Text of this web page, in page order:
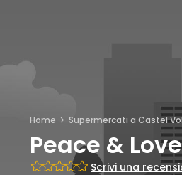
Home Supermercati a Castel
Peace &
Scrivi una